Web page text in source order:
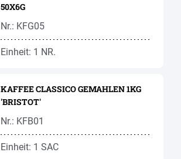
50X6G
Nr.: KFG05
Einheit: 1 NR.
KAFFEE CLASSICO GEMAHLEN 1KG
'BRISTOT'
Nr.: KFB01
Einheit: 1 SAC